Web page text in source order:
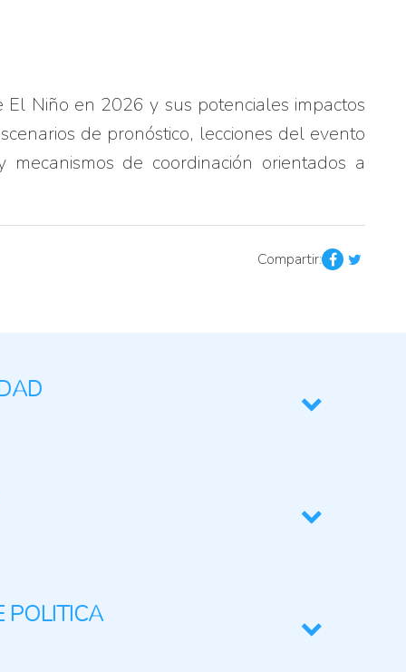
Niño en 2026 y sus potenciales impactos
de pronóstico, lecciones del evento
de coordinación orientados a
Compartir:
POLITICA